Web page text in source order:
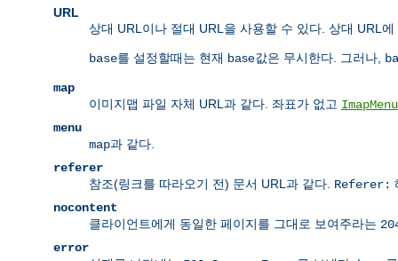
URL
상대 URL이나 절대 URL을 사용할 수 있다. 상대 URL
base를 설정할때는 현재 base값은 무시한다. 그러나,
map
이미지맵 파일 자체 URL과 같다. 좌표가 없고 ImapMenu
menu
map과 같다.
referer
참조(링크를 따라오기 전) 문서 URL과 같다. Referer:
nocontent
클라이언트에게 동일한 페이지를 그대로 보여주라는
error